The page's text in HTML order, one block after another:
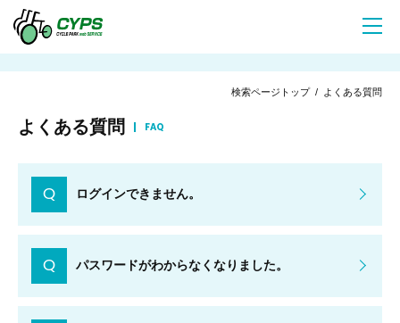
検索ページトップ/ よくある質問
よくある質問 FAQ
Q ログインできません。
Q パスワードがわからなくなりました。